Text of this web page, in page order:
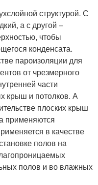
структурой. С
а с другой –
чтобы
конденсата.
пароизоляции для
от чрезмерного
части
крыш и потолков. А
плоских крыш
применяются
в качестве
полов на
полов и во влажных